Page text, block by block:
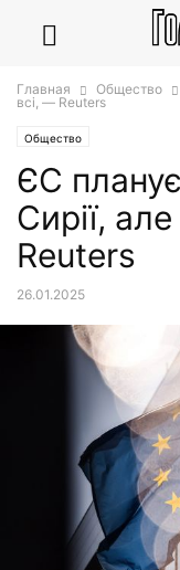
Главная Общество
всі, — Reuters
Общество
ЄС планує
Сирії,
Reuters
26.01.2025